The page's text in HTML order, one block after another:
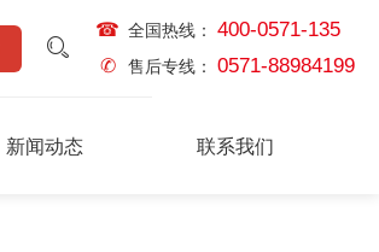
☎ 全国热线： 400-0571-135
✆ 售后专线： 0571-88984199
新闻动态 联系我们